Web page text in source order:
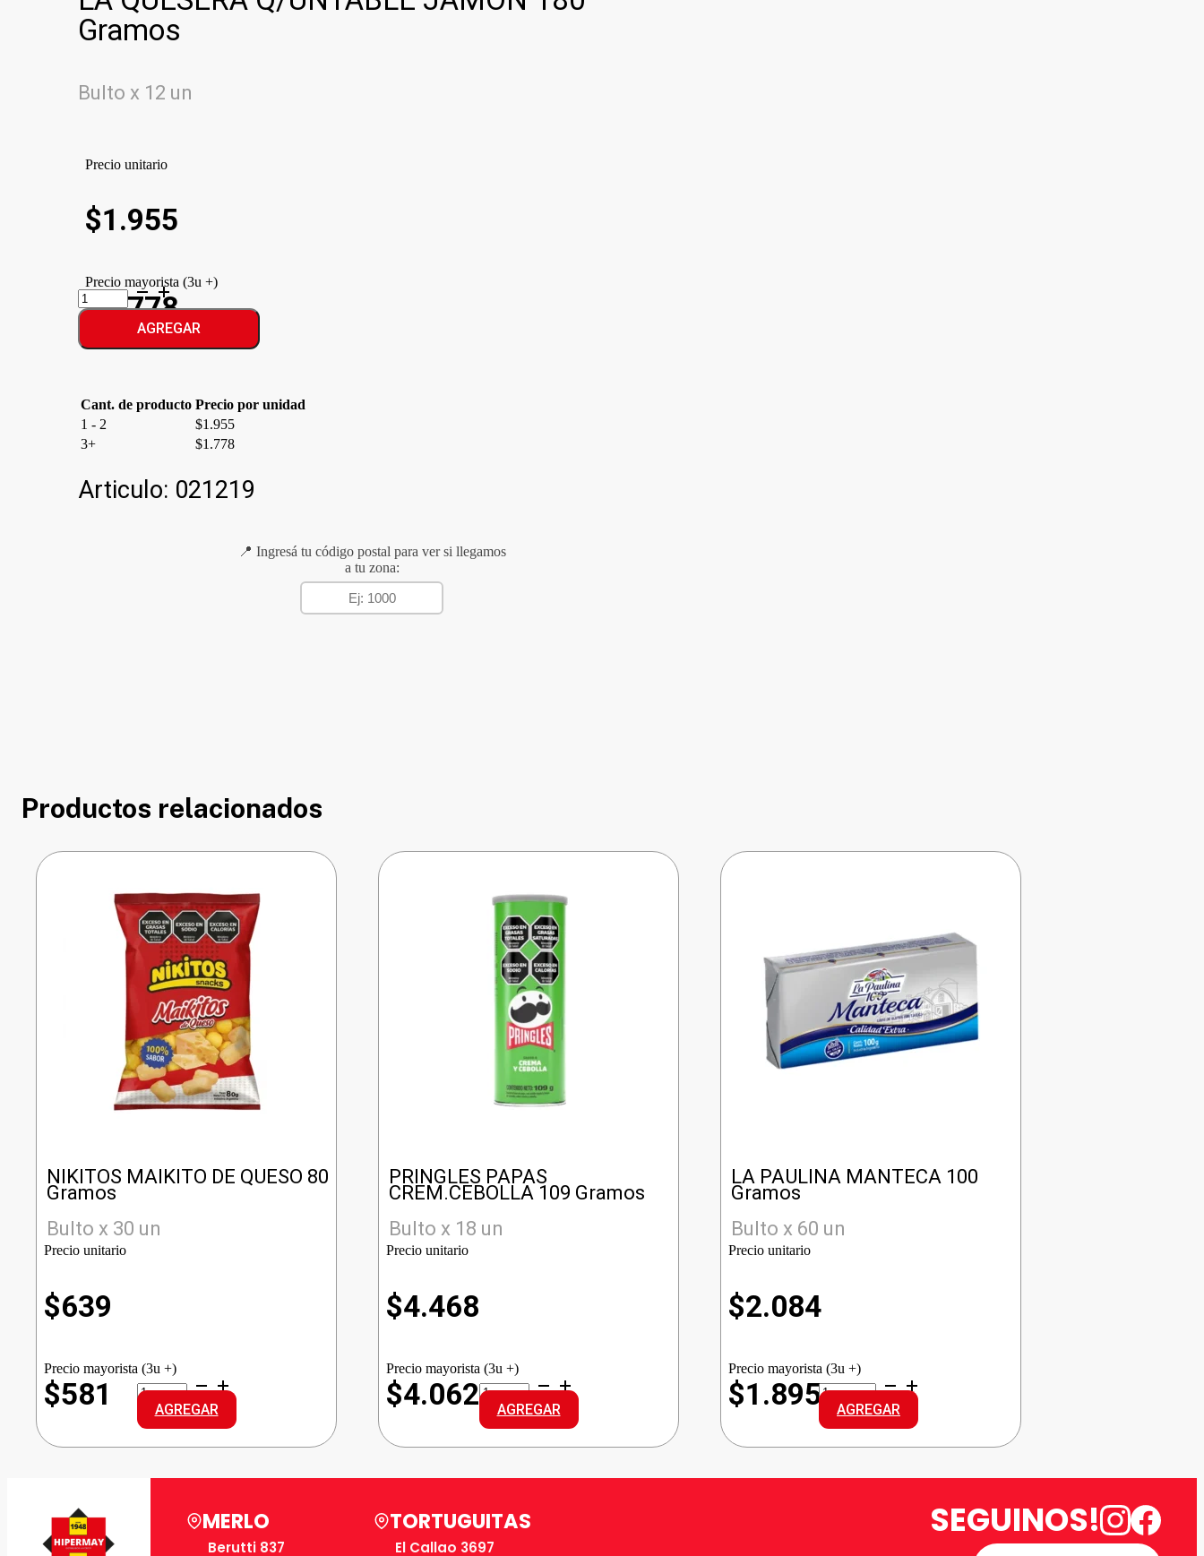
Gramos
Bulto x 12 un
Precio unitario
$1.955
Precio mayorista (3u +)
$1.778
LA
QUESERA
Q/UNTABLE
cantidad
AGREGAR
Cant. de producto Precio por unidad
1 - 2
$1.955
3+
$1.778
Articulo: 021219
📍 Ingresá tu código postal para ver si llegamos
a tu zona:
Productos relacionados
NIKITOS MAIKITO DE QUESO 80
Gramos
Bulto x 30 un
Precio unitario
$639
Precio mayorista (3u +)
$581
NIKITOS
MAIKITO
DE
QUESO
cantidad
AGREGAR
PRINGLES PAPAS
CREM.CEBOLLA 109 Gramos
Bulto x 18 un
Precio unitario
$4.468
Precio mayorista (3u +)
$4.062PRINGLES
PAPAS
CREM.CEBOLLA
cantidad
AGREGAR
LA PAULINA MANTECA 100
Gramos
Bulto x 60 un
Precio unitario
$2.084
Precio mayorista (3u +)
$1.895LA
PAULINA
MANTECA
cantidad
AGREGAR
MERLO
Berutti 837
TORTUGUITAS
El Callao 3697
SEGUINOS!